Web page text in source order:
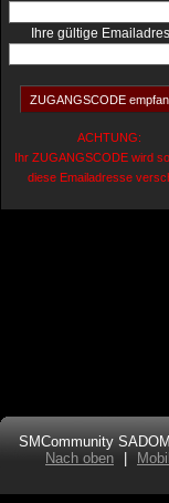
Ihre gültige
ACHTUNG:
Ihr ZUGANGSCODE wird
diese Emailadresse
SMCommunity
Nach oben